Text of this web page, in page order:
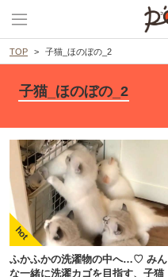
TOP 子猫_ほのぼの_2
子猫_ほのぼの_2
ふかふかの洗濯物の中へ…♡ みん
な一緒に洗濯カゴを目指す、子猫